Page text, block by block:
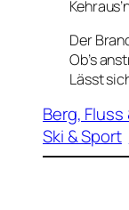
Der
Ob’s
Lässt
Berg, Fluss
Ski & Sport